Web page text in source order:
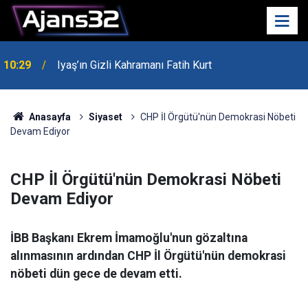
10:29 Iyaş’ın Gizli Kahramanı Fatih Kurt
00:52 Isparta'da Asker Eğlencesinde Kavga Çıktı
Anasayfa Siyaset
CHP İl Örgütü'nün Demokrasi Nöbeti
Devam Ediyor
CHP İl Örgütü'nün Demokrasi Nöbeti
Devam Ediyor
İBB Başkanı Ekrem İmamoğlu'nun gözaltına
alınmasının ardından CHP İl Örgütü'nün demokrasi
nöbeti dün gece de devam etti.